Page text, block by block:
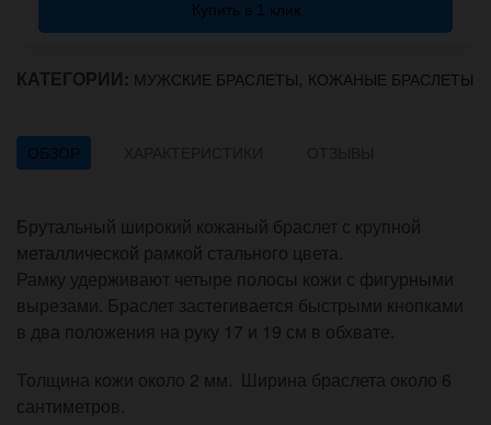
Купить в 1 клик
КАТЕГОРИИ: МУЖСКИЕ БРАСЛЕТЫ, КОЖАНЫЕ БРАСЛЕТЫ
ОБЗОР
Брутальный широкий кожаный браслет с крупной
металлической рамкой стального цвета.
Рамку удерживают четыре полосы кожи с фигурными
вырезами. Браслет застегивается быстрыми кнопками
в два положения на руку 17 и 19 см в обхвате.
Толщина кожи около 2 мм. Ширина браслета около 6
сантиметров.